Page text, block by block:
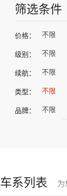
筛选条件
价格： 不限
级别： 不限
续航： 不限
类型： 不限
品牌： 不限
车系列表 为